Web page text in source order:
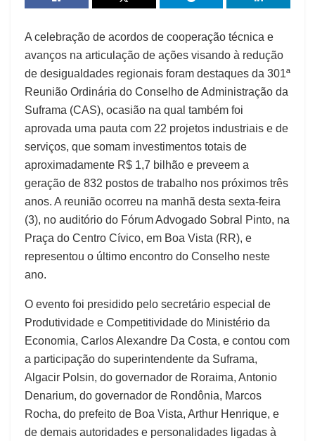
A celebração de acordos de cooperação técnica e
avanços na articulação de ações visando à redução
de desigualdades regionais foram destaques da 301ª
Reunião Ordinária do Conselho de Administração da
Suframa (CAS), ocasião na qual também foi
aprovada uma pauta com 22 projetos industriais e de
serviços, que somam investimentos totais de
aproximadamente R$ 1,7 bilhão e preveem a
geração de 832 postos de trabalho nos próximos três
anos. A reunião ocorreu na manhã desta sexta-feira
(3), no auditório do Fórum Advogado Sobral Pinto, na
Praça do Centro Cívico, em Boa Vista (RR), e
representou o último encontro do Conselho neste
ano.
O evento foi presidido pelo secretário especial de
Produtividade e Competitividade do Ministério da
Economia, Carlos Alexandre Da Costa, e contou com
a participação do superintendente da Suframa,
Algacir Polsin, do governador de Roraima, Antonio
Denarium, do governador de Rondônia, Marcos
Rocha, do prefeito de Boa Vista, Arthur Henrique, e
de demais autoridades e personalidades ligadas à